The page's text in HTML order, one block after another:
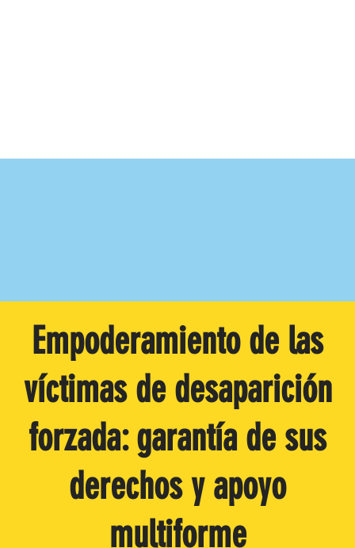
Empoderamiento de las
víctimas de desaparición
forzada: garantía de sus
derechos y apoyo
multiforme